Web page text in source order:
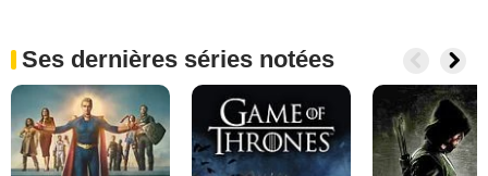
Ses dernières séries notées